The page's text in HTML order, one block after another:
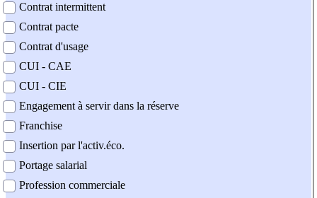
Contrat intermittent
Contrat pacte
Contrat d'usage
CUI - CAE
CUI - CIE
Engagement à servir dans la réserve
Franchise
Insertion par l'activ.éco.
Portage salarial
Profession commerciale